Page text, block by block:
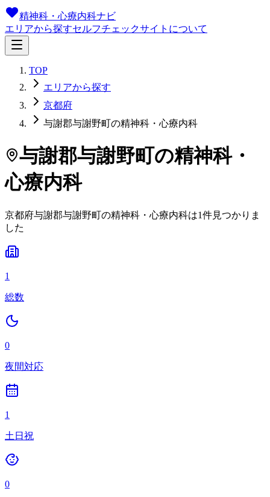
精神科・心療内科ナビ
エリアから探すセルフチェックサイトについて
TOP
エリアから探す
京都府
与謝郡与謝野町の精神科・心療内科
与謝郡与謝野町の精神科・
心療内科
京都府与謝郡与謝野町の精神科・心療内科は1件見つかりま
した
1
総数
0
夜間対応
1
土日祝
0